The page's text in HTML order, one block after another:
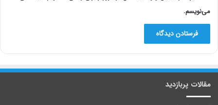
می‌نویسم.
مقالات پربازدید